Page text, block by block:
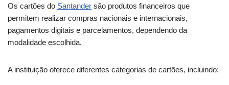
Os cartões do Santander são produtos financeiros que
permitem realizar compras nacionais e internacionais,
pagamentos digitais e parcelamentos, dependendo da
modalidade escolhida.
A instituição oferece diferentes categorias de cartões, incluindo: